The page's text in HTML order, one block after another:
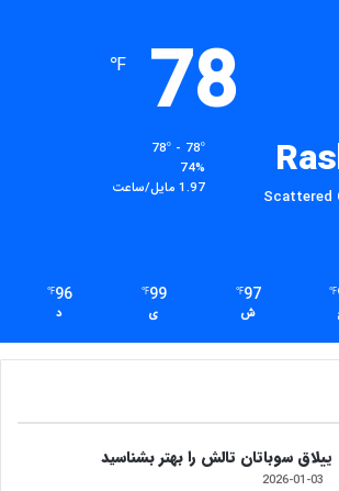
Scattered
78
℉
78º - 78º
74%
1.97 مایل/ساعت
℉
97
℉
ش
99
℉
ی
96
℉
د
ییلاق سوباتان تالش را بهتر بشناسید
2026-01-03